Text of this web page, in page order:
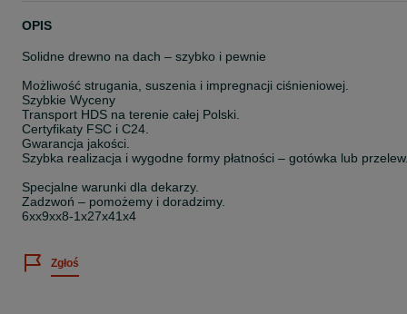
OPIS
Solidne drewno na dach – szybko i pewnie
Możliwość strugania, suszenia i impregnacji ciśnieniowej.
Szybkie Wyceny
Transport HDS na terenie całej Polski.
Certyfikaty FSC i C24.
Gwarancja jakości.
Szybka realizacja i wygodne formy płatności – gotówka lub
Specjalne warunki dla dekarzy.
Zadzwoń – pomożemy i doradzimy.
6xx9xx8-1x27x41x4
Zgłoś